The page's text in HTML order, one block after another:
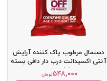
دستمال مرطوب پاک کننده آرایش
آنتی اکسیدانت درب دار دافی بسته
55 عددی
تومان۵۴۸,۰۰۰